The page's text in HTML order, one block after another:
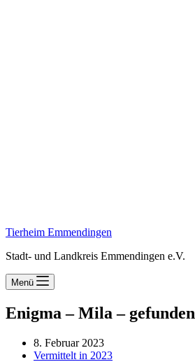
Tierheim Emmendingen
Stadt- und Landkreis Emmendingen e.V.
Menü
Enigma – Mila – gefunden
8. Februar 2023
Vermittelt in 2023